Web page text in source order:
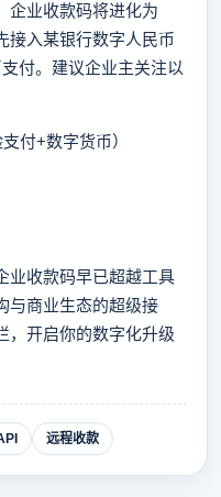
业收款码将进化为
接入某银行数字人民币
付。建议企业主关注以
付+数字货币）
收款码早已超越工具
与商业生态的超级接
，开启你的数字化升级
远程收款